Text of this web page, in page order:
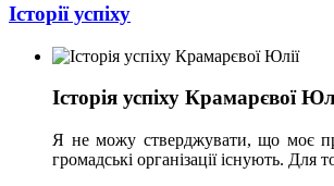
Історії успіху
Історія успіху Крамарєвої
Я не можу стверджувати, що моє
громадські організації існують.